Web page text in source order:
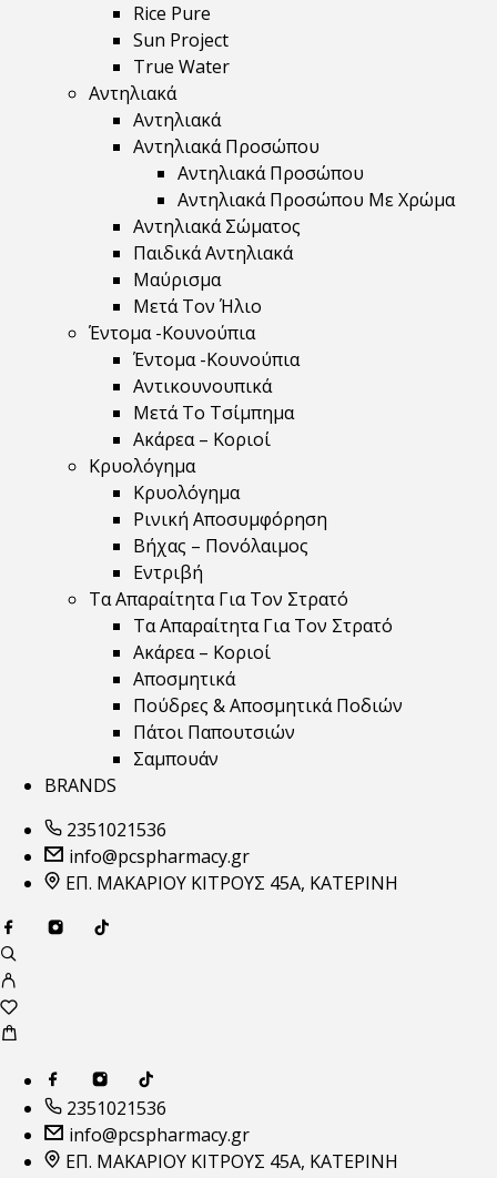
Rice Pure
Sun Project
True Water
Αντηλιακά
Αντηλιακά
Αντηλιακά Προσώπου
Αντηλιακά Προσώπου
Αντηλιακά Προσώπου Με Χρώμα
Αντηλιακά Σώματος
Παιδικά Αντηλιακά
Μαύρισμα
Mετά Τον Ήλιο
Έντομα -Κουνούπια
Έντομα -Κουνούπια
Αντικουνουπικά
Μετά Το Τσίμπημα
Ακάρεα – Κοριοί
Κρυολόγημα
Κρυολόγημα
Ρινική Αποσυμφόρηση
Βήχας – Πονόλαιμος
Εντριβή
Τα Απαραίτητα Για Τον Στρατό
Τα Απαραίτητα Για Τον Στρατό
Ακάρεα – Κοριοί
Αποσμητικά
Πούδρες & Αποσμητικά Ποδιών
Πάτοι Παπουτσιών
Σαμπουάν
BRANDS
2351021536
info@pcspharmacy.gr
ΕΠ. ΜΑΚΑΡΙΟΥ ΚΙΤΡΟΥΣ 45Α, ΚΑΤΕΡΙΝΗ
2351021536
info@pcspharmacy.gr
ΕΠ. ΜΑΚΑΡΙΟΥ ΚΙΤΡΟΥΣ 45Α, ΚΑΤΕΡΙΝΗ